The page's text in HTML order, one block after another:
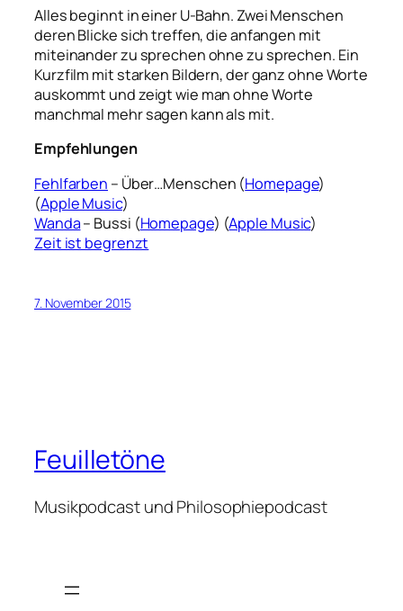
Alles beginnt in einer U-Bahn. Zwei Menschen
deren Blicke sich treffen, die anfangen mit
miteinander zu sprechen ohne zu sprechen. Ein
Kurzfilm mit starken Bildern, der ganz ohne Worte
auskommt und zeigt wie man ohne Worte
manchmal mehr sagen kann als mit.
Empfehlungen
Fehlfarben – Über…Menschen (Homepage)
(Apple Music)
Wanda– Bussi (Homepage) (Apple Music)
Zeit ist begrenzt
7. November 2015
Feuilletöne
Musikpodcast und Philosophiepodcast